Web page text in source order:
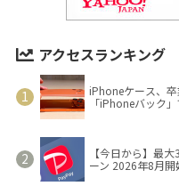
アクセスランキング
iPhoneケース、
「iPhoneバック
【今日から】最
ーン 2026年8月開